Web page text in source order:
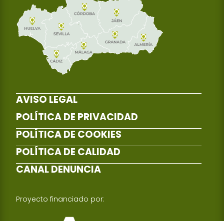
AVISO LEGAL
POLÍTICA DE PRIVACIDAD
POLÍTICA DE COOKIES
POLÍTICA DE CALIDAD
CANAL DENUNCIA
Proyecto financiado por: